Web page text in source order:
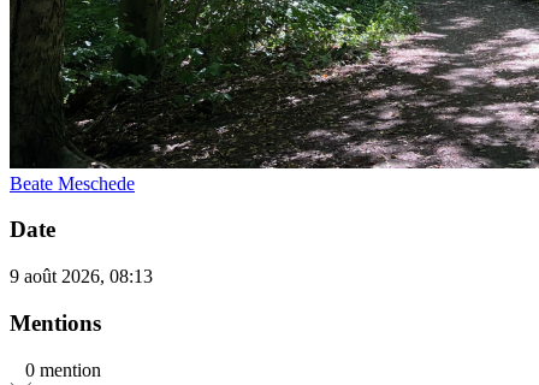
Beate Meschede
Date
9 août 2026, 08:13
Mentions
0 mention